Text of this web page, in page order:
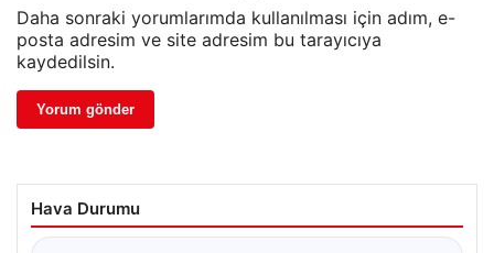
Daha sonraki yorumlarımda kullanılması için adım, e-
posta adresim ve site adresim bu tarayıcıya
kaydedilsin.
Hava Durumu